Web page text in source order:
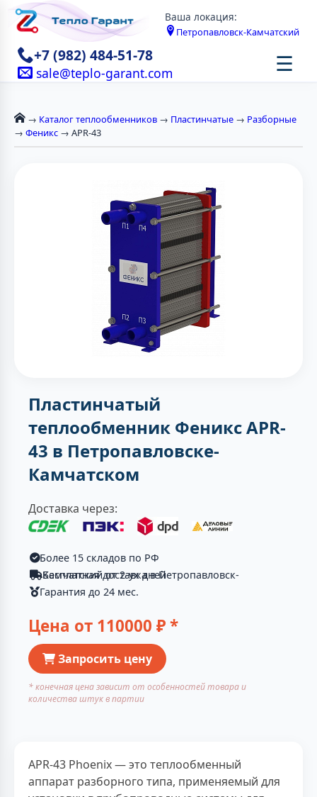
Ваша локация:
Петропавловск-Камчатский
+7 (982) 484-51-78
sale@teplo-garant.com ☰
→ Каталог теплообменников → Пластинчатые → Разборные
→ Феникс → APR-43
Пластинчатый
теплообменник Феникс APR-
43 в Петропавловске-
Камчатском
Доставка через:
Более 15 складов по РФ
Бесплатная доставка в Петропавловск-Камчатский от 2-ух дней
Гарантия до 24 мес.
Цена от 110000 ₽ *
Запросить цену
* конечная цена зависит от особенностей товара и
количества штук в партии
APR-43 Phoenix — это теплообменный
аппарат разборного типа, применяемый для